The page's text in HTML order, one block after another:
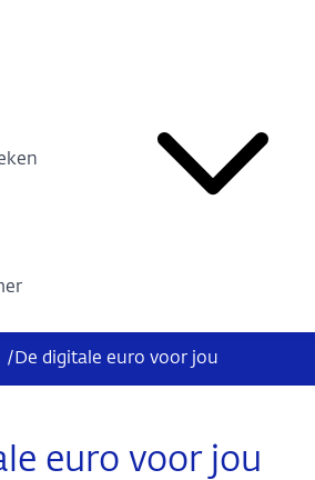
/ De digitale euro voor jou
euro voor jou